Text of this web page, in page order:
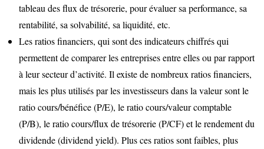
tableau des flux de trésorerie, pour évaluer sa performance, sa
rentabilité, sa solvabilité, sa liquidité, etc.
Les ratios financiers, qui sont des indicateurs chiffrés qui
permettent de comparer les entreprises entre elles ou par rapport
à leur secteur d’activité. Il existe de nombreux ratios financiers,
mais les plus utilisés par les investisseurs dans la valeur sont le
ratio cours/bénéfice (P/E), le ratio cours/valeur comptable
(P/B), le ratio cours/flux de trésorerie (P/CF) et le rendement du
dividende (dividend yield). Plus ces ratios sont faibles, plus